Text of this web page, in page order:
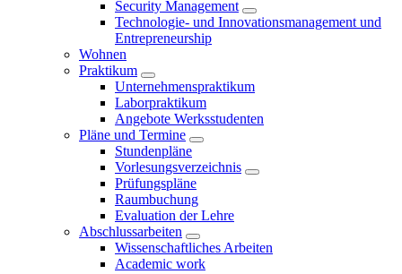
Security Management
Technologie- und Innovationsmanagement und
Entrepreneurship
Wohnen
Praktikum
Unternehmenspraktikum
Laborpraktikum
Angebote Werksstudenten
Pläne und Termine
Stundenpläne
Vorlesungsverzeichnis
Prüfungspläne
Raumbuchung
Evaluation der Lehre
Abschlussarbeiten
Wissenschaftliches Arbeiten
Academic work